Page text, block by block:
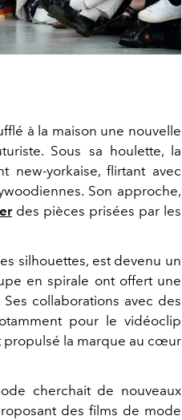
à la maison une nouvelle
Sous sa houlette, la
new-yorkaise, flirtant avec
Son approche,
des pièces prisées par les
silhouettes, est devenu un
en spirale ont offert une
Ses collaborations avec des
pour le vidéoclip
propulsé la marque au cœur
cherchait de nouveaux
des films de mode